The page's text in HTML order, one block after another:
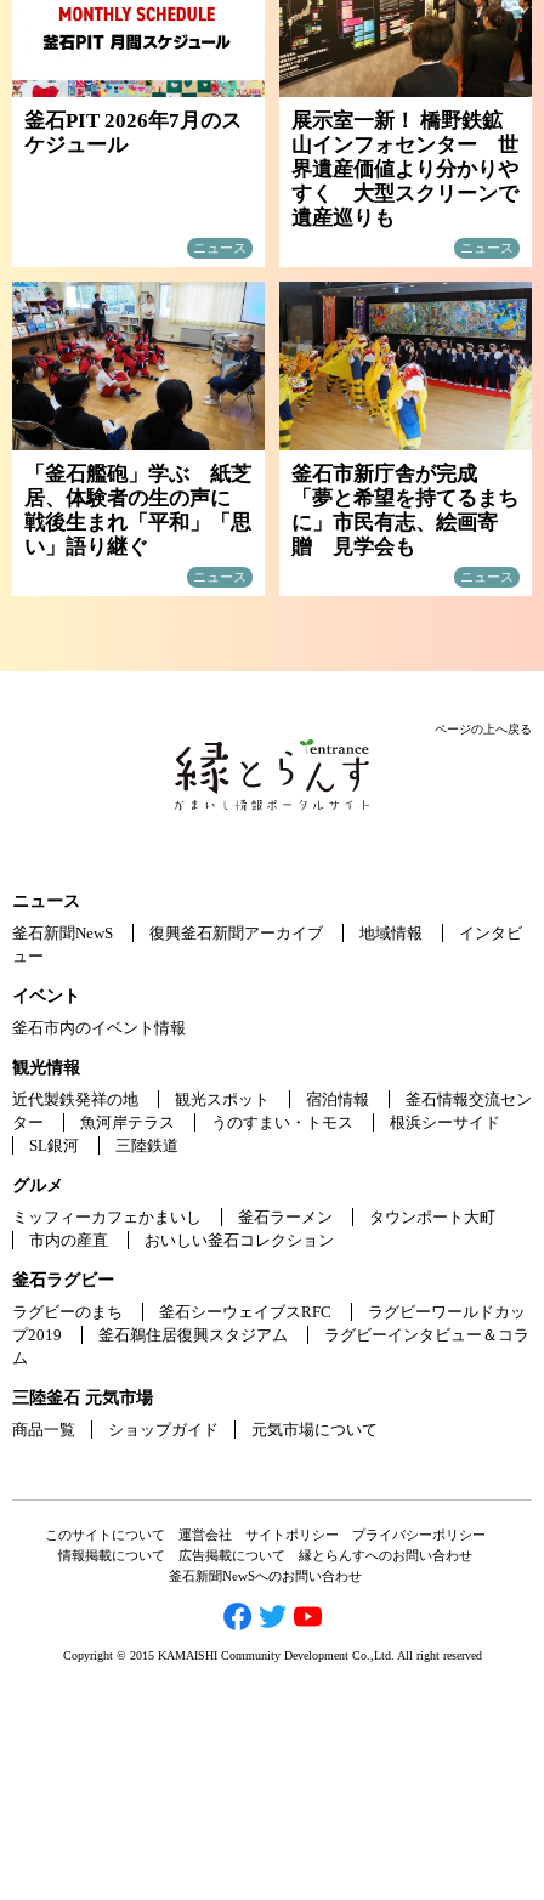
釜石PIT 2026年7月のス
ケジュール
ニュース
展示室一新！ 橋野鉄鉱
山インフォセンター 世
界遺産価値より分かりや
すく 大型スクリーンで
遺産巡りも
ニュース
「釜石艦砲」学ぶ 紙芝
居、体験者の生の声に
戦後生まれ「平和」「思
い」語り継ぐ
ニュース
釜石市新庁舎が完成
「夢と希望を持てるまち
に」市民有志、絵画寄
贈 見学会も
ニュース
ページの上へ戻る
ニュース
釜石新聞NewS
復興釜石新聞アーカイブ 地域情報
インタビ
ュー
イベント
釜石市内のイベント情報
観光情報
近代製鉄発祥の地
観光スポット 宿泊情報
釜石情報交流セン
ター
魚河岸テラス うのすまい・トモス
根浜シーサイド
SL銀河
三陸鉄道
グルメ
ミッフィーカフェかまいし
釜石ラーメン
タウンポート大町
市内の産直
おいしい釜石コレクション
釜石ラグビー
ラグビーのまち
釜石シーウェイブスRFC
ラグビーワールドカッ
プ2019
釜石鵜住居復興スタジアム
ラグビーインタビュー＆コラ
ム
三陸釜石 元気市場
商品一覧
ショップガイド 元気市場について
このサイトについて 運営会社 サイトポリシー
プライバシーポリシー
情報掲載について
広告掲載について
縁とらんすへのお問い合わせ
釜石新聞NewSへのお問い合わせ
Copyright © 2015 KAMAISHI Community Development Co.,Ltd. All right reserved